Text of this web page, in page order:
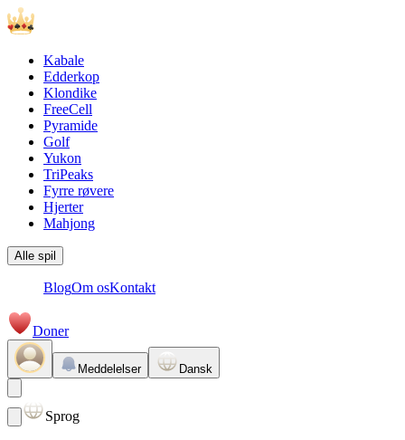
Kabale
Edderkop
Klondike
FreeCell
Pyramide
Golf
Yukon
TriPeaks
Fyrre røvere
Hjerter
Mahjong
Alle spil
BlogOm osKontakt
Doner
Meddelelser Dansk
Sprog